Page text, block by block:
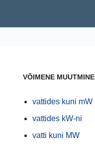
VÕIMENE MUUTMINE
vattides kuni mW
vattides kW-ni
vatti kuni MW